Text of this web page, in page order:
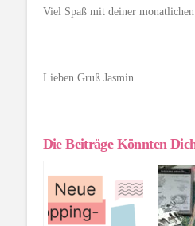
Viel Spaß mit deiner
Lieben Gruß Jasmin
Die Beiträge Könnten